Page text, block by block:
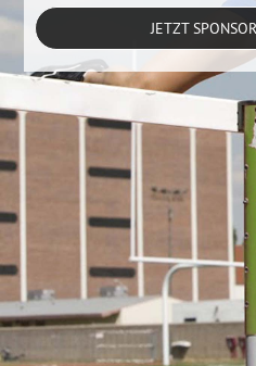
JETZT